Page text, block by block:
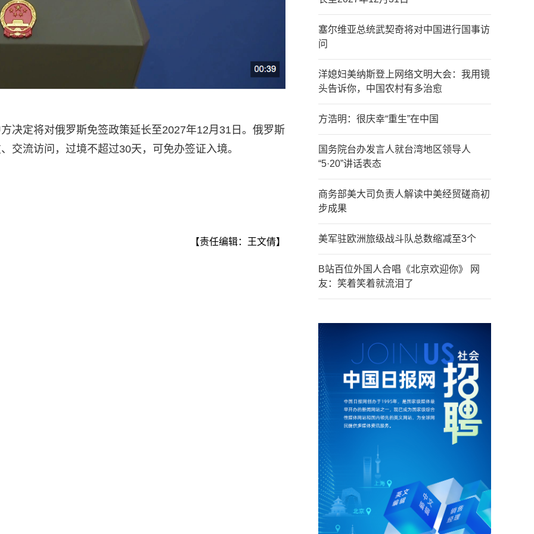
决定将对俄罗斯免签政策延长至2027年12月31日。俄罗斯
交流访问，过境不超过30天，可免办签证入境。
【责任编辑：王文倩】
塞尔维亚总统武契奇将对中国进行国事访
问
洋媳妇美纳斯登上网络文明大会：我用镜
头告诉你，中国农村有多治愈
方浩明：很庆幸“重生”在中国
国务院台办发言人就台湾地区领导人
“5·20”讲话表态
商务部美大司负责人解读中美经贸磋商初
步成果
美军驻欧洲旅级战斗队总数缩减至3个
B站百位外国人合唱《北京欢迎你》 网
友：笑着笑着就流泪了